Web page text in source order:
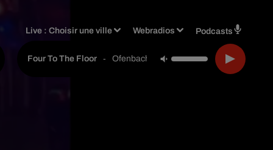
Live :Choisir une ville Webradios Podcasts
Four To The Floor - Ofenbach, Starsailor